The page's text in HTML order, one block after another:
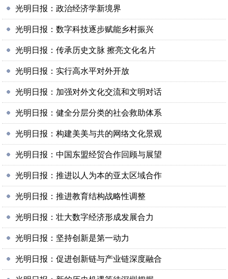
光明日报：政治经济学新境界
光明日报：数字科技逐步赋能乡村振兴
光明日报：传承历史文脉 擦亮文化名片
光明日报：实行高水平对外开放
光明日报：加强对外文化交流和文明对话
光明日报：健全分层分类的社会救助体系
光明日报：构建美美与共的网络文化景观
光明日报：中国东盟经贸合作回顾与展望
光明日报：推进以人为本的亚太区域合作
光明日报：推进教育结构战略性调整
光明日报：壮大数字经济形成发展合力
光明日报：坚持创新是第一动力
光明日报：促进创新链与产业链深度融合